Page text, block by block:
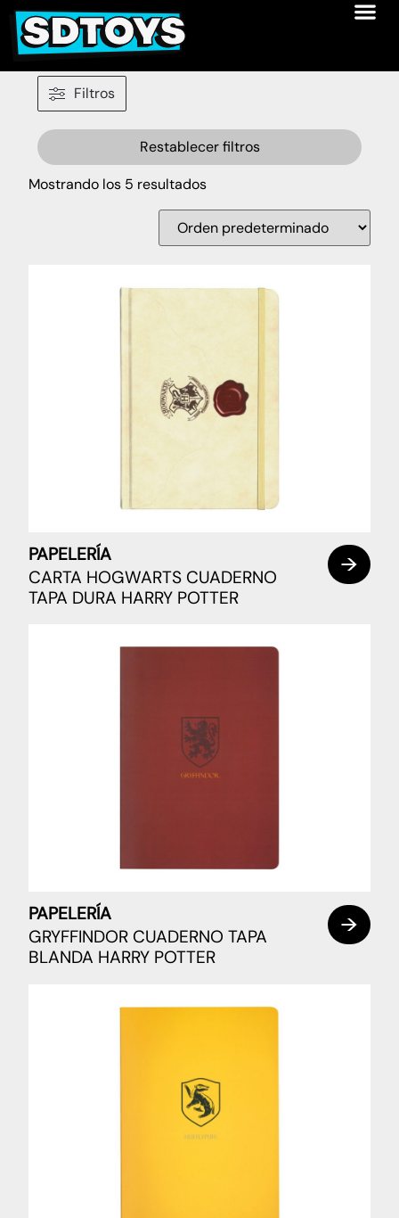
Filtros
Restablecer filtros
Mostrando los 5 resultados
PAPELERÍA
CARTA HOGWARTS CUADERNO
TAPA DURA HARRY POTTER
PAPELERÍA
GRYFFINDOR CUADERNO TAPA
BLANDA HARRY POTTER